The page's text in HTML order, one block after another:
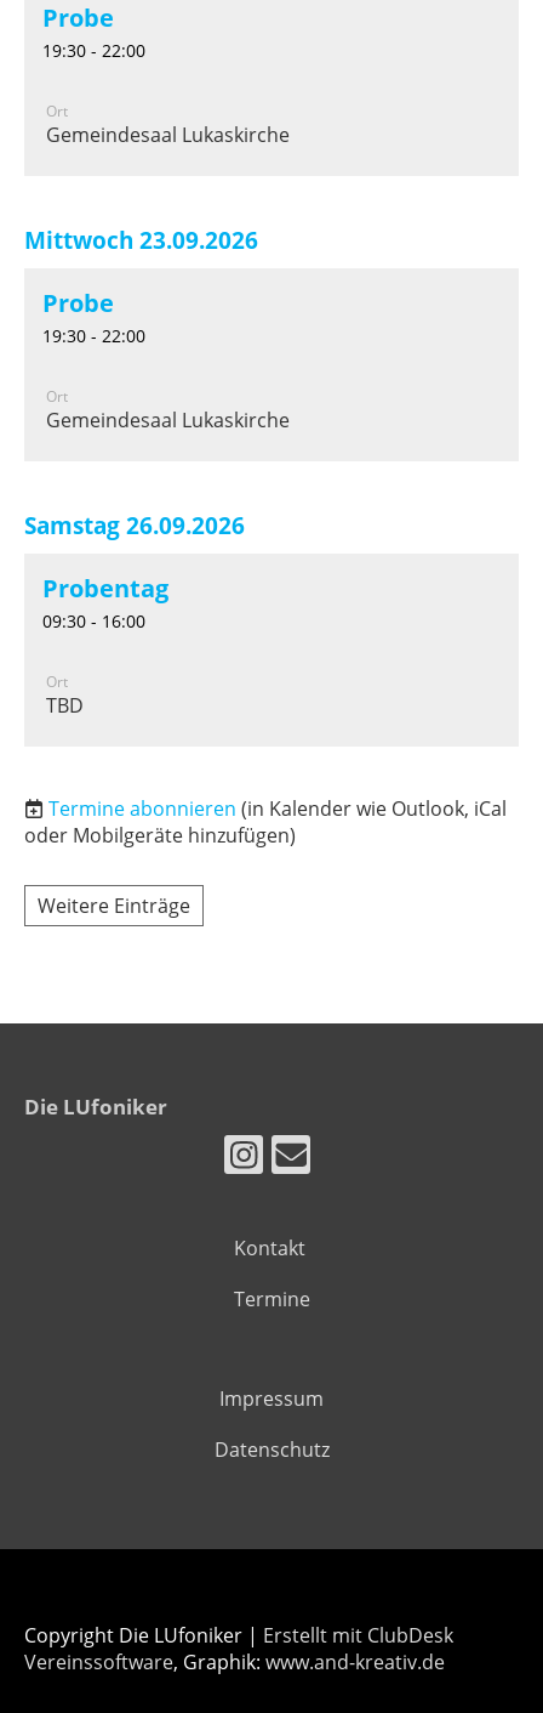
Probe
19:30 - 22:00
Ort
Gemeindesaal Lukaskirche
Mittwoch 23.09.2026
Probe
19:30 - 22:00
Ort
Gemeindesaal Lukaskirche
Samstag 26.09.2026
Probentag
09:30 - 16:00
Ort
TBD
Termine abonnieren (in Kalender wie Outlook, iCal
oder Mobilgeräte hinzufügen)
Weitere Einträge
Die LUfoniker
Kontakt
Termine
Impressum
Datenschutz
Copyright Die LUfoniker | Erstellt mit ClubDesk
Vereinssoftware, Graphik: www.and-kreativ.de